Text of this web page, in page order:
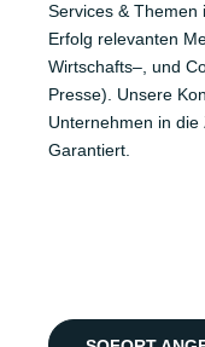
Services & Themen
Erfolg relevanten
Wirtschafts– und
Presse) . Unsere
Unternehmen in die
Garantiert.